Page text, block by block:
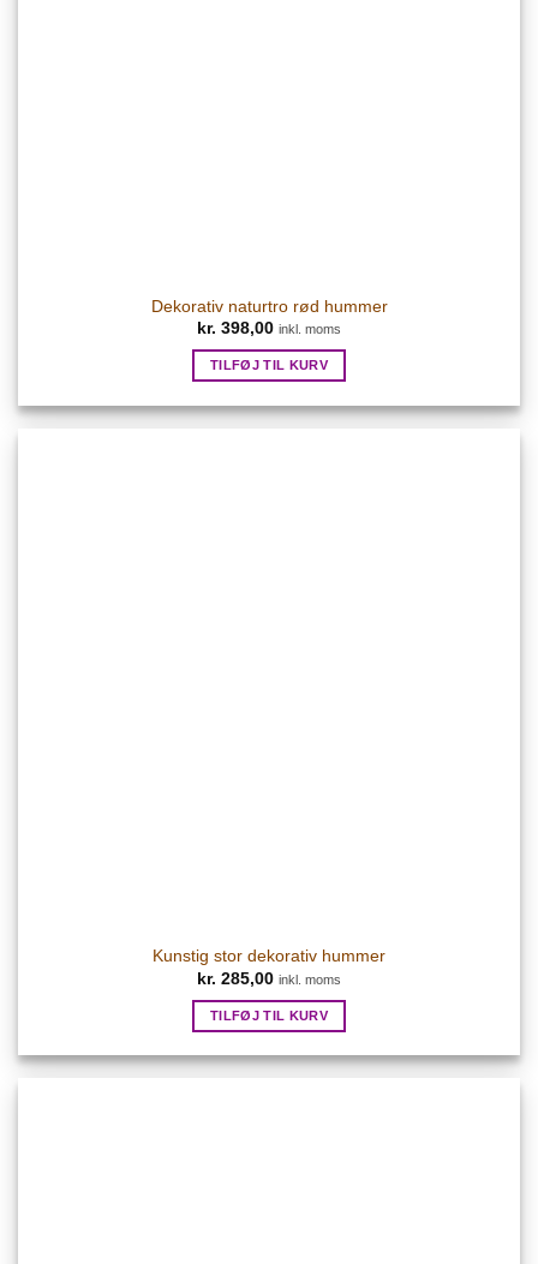
Dekorativ naturtro rød hummer
kr. 398,00 inkl. moms
TILFØJ TIL KURV
Kunstig stor dekorativ hummer
kr. 285,00 inkl. moms
TILFØJ TIL KURV